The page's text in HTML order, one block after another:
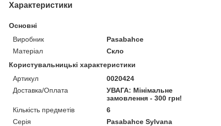
Характеристики
Основні
Виробник
Pasabahce
Матеріал
Скло
Користувальницькі характеристики
Артикул
0020424
Доставка/Оплата
УВАГА: Мінімальне
замовлення - 300 грн!
Кількість предметів
6
Серія
Pasabahce Sylvana